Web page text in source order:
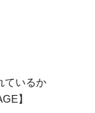
ているか
】